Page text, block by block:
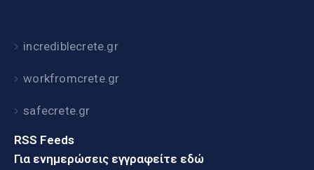
incrediblecrete.gr
workfromcrete.gr
safecrete.gr
RSS Feeds
Για ενημερώσεις εγγραφείτε εδώ